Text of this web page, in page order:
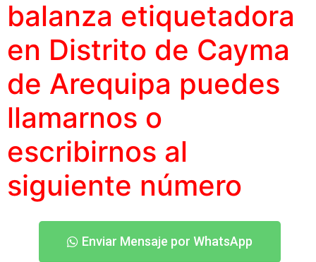
balanza etiquetadora
en Distrito de Cayma
de Arequipa puedes
llamarnos o
escribirnos al
siguiente número
Enviar Mensaje por WhatsApp